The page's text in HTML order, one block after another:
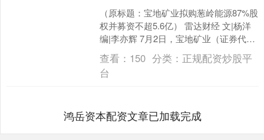
（原标题：宝地矿业拟购葱岭能源87%股
权并募资不超5.6亿） 雷达财经 文|杨洋
编|李亦辉 7月2日，宝地矿业（证券代
码：601121）公告，公司拟通过发行
股....
查看： 150 分类： 正规配资炒股平
台
鸿岳资本配资文章已加载完成